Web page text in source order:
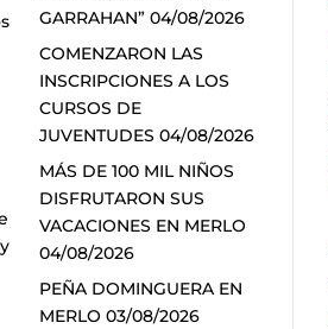
GARRAHAN” 04/08/2026
COMENZARON LAS
INSCRIPCIONES A LOS
CURSOS DE
JUVENTUDES 04/08/2026
MÁS DE 100 MIL NIÑOS
DISFRUTARON SUS
VACACIONES EN MERLO
04/08/2026
PEÑA DOMINGUERA EN
MERLO 03/08/2026